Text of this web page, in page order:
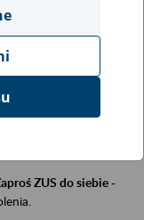
urzędu.
ZUS do siebie -